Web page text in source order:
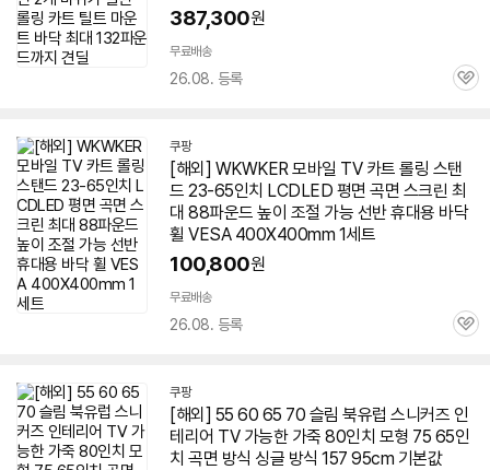
387,300원
무료배송
26.08. 등록
관
쿠팡
[해외] WKWKER 모바일 TV카트 롤링 스탠
드 23-65인치 LCDLED 평면 곡면 스크린 최
대 88파운드 높이 조절 가능 선반 휴대용 바닥
휠 VESA 400X400mm 1세트
100,800원
무료배송
26.08. 등록
관
쿠팡
[해외] 55 60 65 70 슬림 북유럽 스니커즈 인
테리어 TV가능한 가죽 80인치 모형 75 65인
치 곡면 방식 싱글 방식 157 95cm 기본값